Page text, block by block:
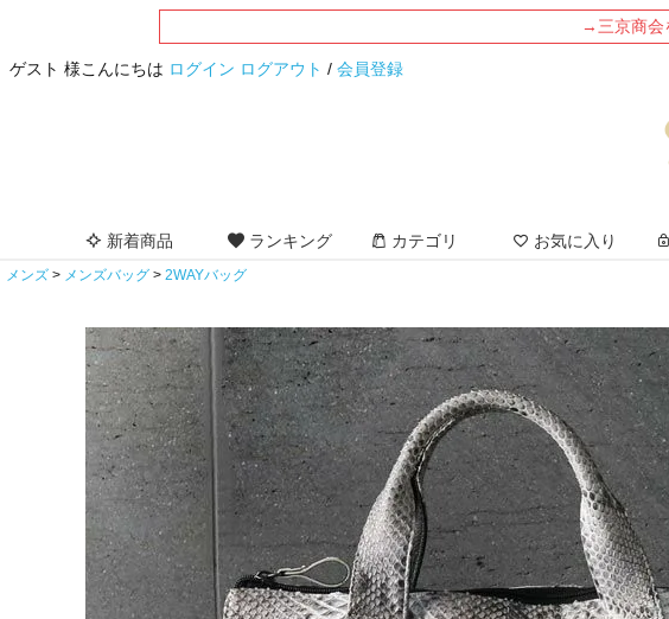
→三京商会
ゲスト 様こんにちは ログイン ログアウト / 会員登録
新着商品 ランキング カテゴリ お気に入り
メンズ メンズバッグ 2WAYバッグ